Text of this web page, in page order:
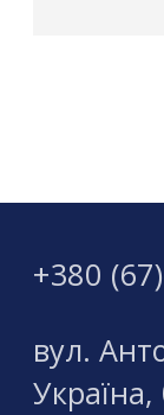
+380
вул.
Україна,